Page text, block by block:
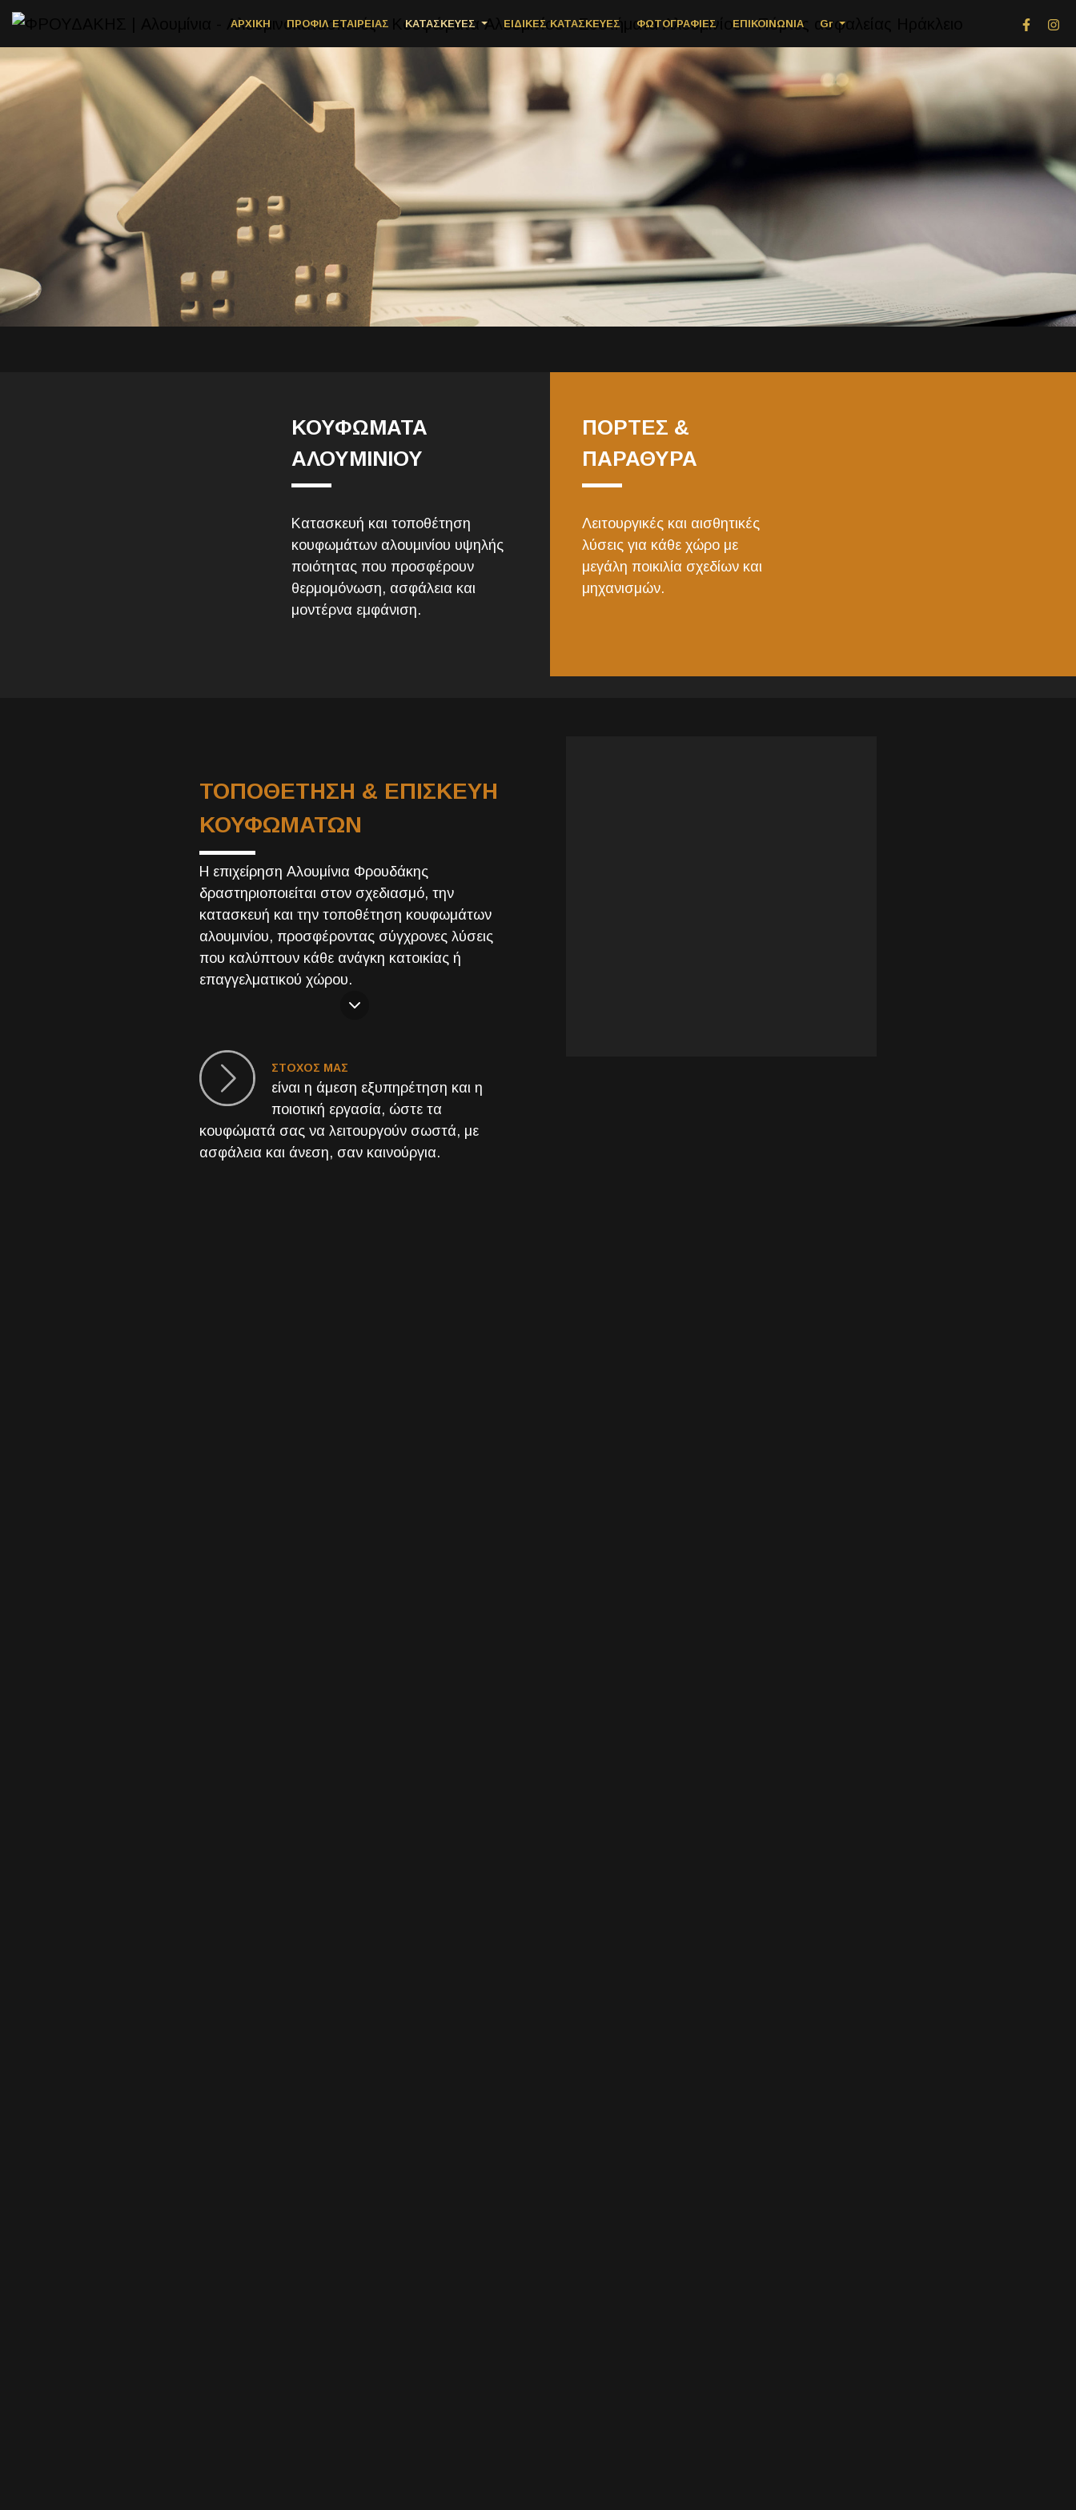
ΑΡΧΙΚΗ ΠΡΟΦΙΛ ΕΤΑΙΡΕΙΑΣ ΚΑΤΑΣΚΕΥΕΣ ΕΙΔΙΚΕΣ ΚΑΤΑΣΚΕΥΕΣ ΦΩΤΟΓΡΑΦΙΕΣ ΕΠΙΚΟΙΝΩΝΙΑ Gr
ΚΟΥΦΩΜΑΤΑ
ΑΛΟΥΜΙΝΙΟΥ
Κατασκευή και τοποθέτηση
κουφωμάτων αλουμινίου υψηλής
ποιότητας που προσφέρουν
θερμομόνωση, ασφάλεια και
μοντέρνα εμφάνιση.
ΠΟΡΤΕΣ &
ΠΑΡΑΘΥΡΑ
Λειτουργικές και αισθητικές
λύσεις για κάθε χώρο με
μεγάλη ποικιλία σχεδίων και
μηχανισμών.
ΤΟΠΟΘΕΤΗΣΗ & ΕΠΙΣΚΕΥΗ
ΚΟΥΦΩΜΑΤΩΝ
Η επιχείρηση Αλουμίνια Φρουδάκης
δραστηριοποιείται στον σχεδιασμό, την
κατασκευή και την τοποθέτηση κουφωμάτων
αλουμινίου, προσφέροντας σύγχρονες λύσεις
που καλύπτουν κάθε ανάγκη κατοικίας ή
επαγγελματικού χώρου.
ΣΤΟΧΟΣ ΜΑΣ
είναι η άμεση εξυπηρέτηση και η
ποιοτική εργασία, ώστε τα
κουφώματά σας να λειτουργούν σωστά, με
ασφάλεια και άνεση, σαν καινούργια.